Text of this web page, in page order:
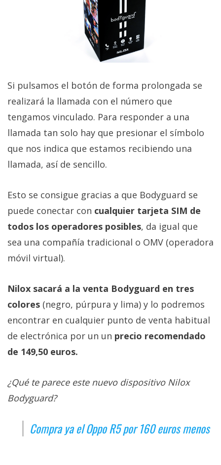
Si pulsamos el botón de forma prolongada se
realizará la llamada con el número que
tengamos vinculado. Para responder a una
llamada tan solo hay que presionar el símbolo
que nos indica que estamos recibiendo una
llamada, así de sencillo.
Esto se consigue gracias a que Bodyguard se
puede conectar con cualquier tarjeta SIM de
todos los operadores posibles, da igual que
sea una compañía tradicional o OMV (operadora
móvil virtual).
Nilox sacará a la venta Bodyguard en tres
colores (negro, púrpura y lima) y lo podremos
encontrar en cualquier punto de venta habitual
de electrónica por un un precio recomendado
de 149,50 euros.
¿Qué te parece este nuevo dispositivo Nilox
Bodyguard?
Compra ya el Oppo R5 por 160 euros menos